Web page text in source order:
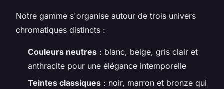
Notre gamme s'organise autour de trois univers
chromatiques distincts :
Couleurs neutres : blanc, beige, gris clair et
anthracite pour une élégance intemporelle
Teintes classiques : noir, marron et bronze qui